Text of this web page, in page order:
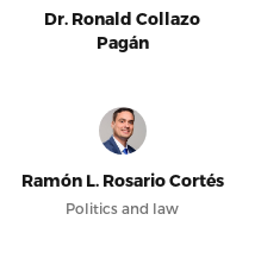
Dr. Ronald Collazo
Pagán
Ramón L. Rosario Cortés
Politics and law